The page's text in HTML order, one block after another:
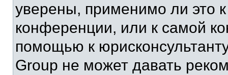
уверены, применимо ли это
конференции, или к самой
помощью к
Group не может давать